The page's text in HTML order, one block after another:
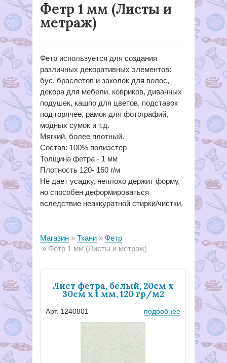
Фетр 1 мм (Листы и
метраж)
Фетр используется для создания
различных декоративных элементов:
бус, браслетов и заколок для волос,
декора для мебели, ковриков, диванных
подушек, кашпо для цветов, подставок
под горячее, рамок для фотографий,
модных сумок и т.д.
Мягкий, более плотный.
Состав: 100% полиэстер
Толщина фетра - 1 мм
Плотность 120- 160 г/м
Не дает усадку, неплохо держит форму,
но способен деформироваться
вследствие неаккуратной стирки/чистки.
Магазин Ткани
Фетр
Фетр 1 мм (Листы и метраж)
Лист фетра, белый, 20см х
30см х 1 мм, 120 гр/м2
Арт. 1240801 подробнее